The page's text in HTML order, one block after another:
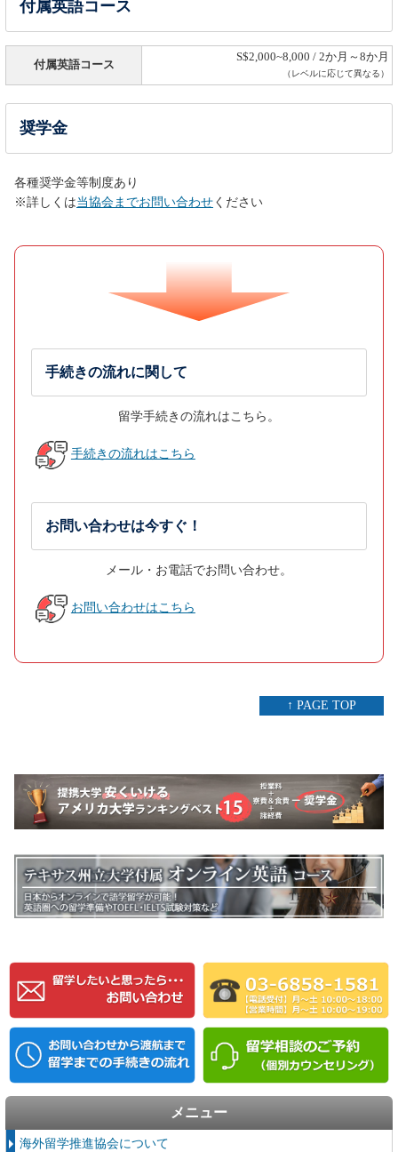
付属英語コース
付属英語コース
S$2,000~8,000 / 2か月～8か月
（レベルに応じて異なる）
奨学金
各種奨学金等制度あり
※詳しくは当協会までお問い合わせ ください
手続きの流れに関して
留学手続きの流れはこちら。
手続きの流れはこちら
お問い合わせは今すぐ！
メール・お電話でお問い合わせ。
お問い合わせはこちら
↑ PAGE TOP
メニュー
海外留学推進協会について